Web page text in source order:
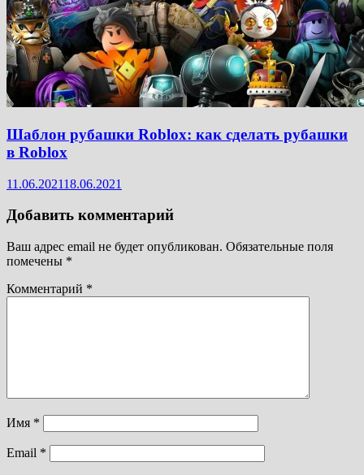
Шаблон рубашки Roblox: как сделать рубашки
в Roblox
11.06.202118.06.2021
Добавить комментарий
Ваш адрес email не будет опубликован. Обязательные поля
помечены *
Комментарий *
Имя *
Email *